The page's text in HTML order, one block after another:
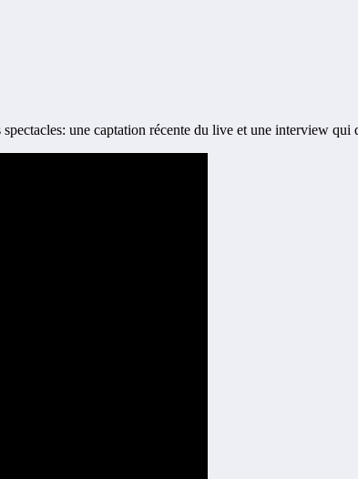
une captation récente du live et une interview qui